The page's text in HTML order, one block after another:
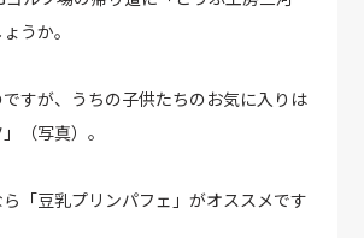
うか。
すが、うちの子供たちのお気に入りは
（写真）。
「豆乳プリンパフェ」がオススメです